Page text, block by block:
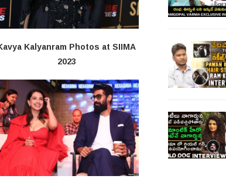
Kalyanram Photos at SIIMA
2023